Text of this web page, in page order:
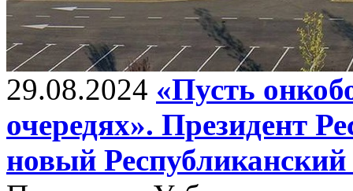
29.08.2024 «Пусть
очередях». Президент
новый